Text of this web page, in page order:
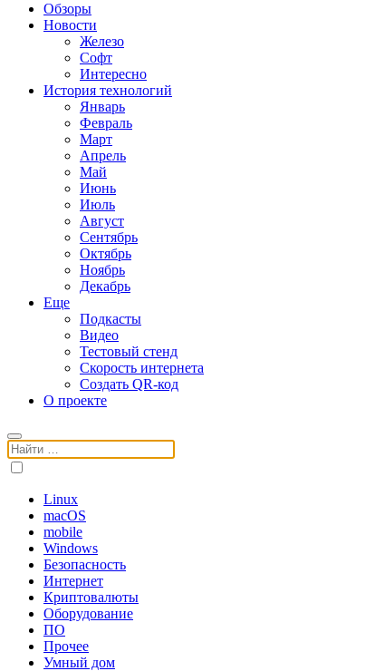
Обзоры
Новости
Железо
Софт
Интересно
История технологий
Январь
Февраль
Март
Апрель
Май
Июнь
Июль
Август
Сентябрь
Октябрь
Ноябрь
Декабрь
Еще
Подкасты
Видео
Тестовый стенд
Скорость интернета
Создать QR-код
О проекте
Поиск:
Linux
macOS
mobile
Windows
Безопасность
Интернет
Криптовалюты
Оборудование
ПО
Прочее
Умный дом